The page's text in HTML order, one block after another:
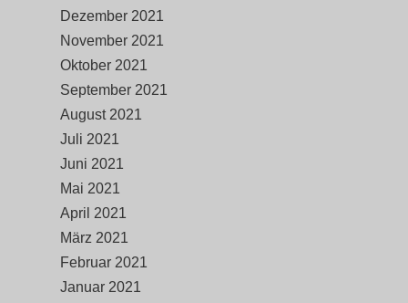
Dezember 2021
November 2021
Oktober 2021
September 2021
August 2021
Juli 2021
Juni 2021
Mai 2021
April 2021
März 2021
Februar 2021
Januar 2021